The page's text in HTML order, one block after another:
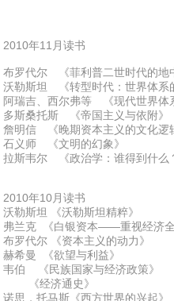
2010年11月读书
布罗代尔 《菲利普二世时代的地
沃勒斯坦 《转型时代：世界体系
阿瑞吉、西尔弗等 《现代世界体
多斯桑托斯 《帝国主义与依附》
詹明信 《晚期资本主义的文化逻
石义师 《文明的幻象》
拉斯韦尔 《政治学：谁得到什么
2010年10月读书
沃勒斯坦 《沃勒斯坦精粹》
弗兰克 《白银资本——重视经济
布罗代尔 《资本主义的动力》
赫希曼 《欲望与利益》
韦伯 《民族国家与经济政策》
《经济通史》
诺思，托马斯《西方世界的兴起》